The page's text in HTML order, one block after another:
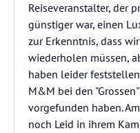
Reiseveranstalter, der
günstiger war, einen
zur Erkenntnis, dass
wiederholen müssen,
haben leider
M&M bei den
vorgefunden haben.
noch Leid in ihrem